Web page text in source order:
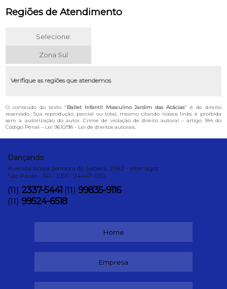
Regiões de Atendimento
Selecione:
Zona Sul
Verifique as regiões que atendemos
O conteúdo do texto "Ballet Infantil Masculino Jardim das Acácias" é de direito
reservado. Sua reprodução, parcial ou total, mesmo citando nossos links, é proibida
sem a autorização do autor. Crime de violação de direito autoral – artigo 184 do
Código Penal – Lei 9610/98 - Lei de direitos autorais.
Dançando
Avenida Nossa Senhora do Sabará, 2982 - Interlagos
São Paulo - SP - CEP: 04447-010
(11) 2337-5441 (11) 99835-9116
(11) 99524-6518
Home
Empresa